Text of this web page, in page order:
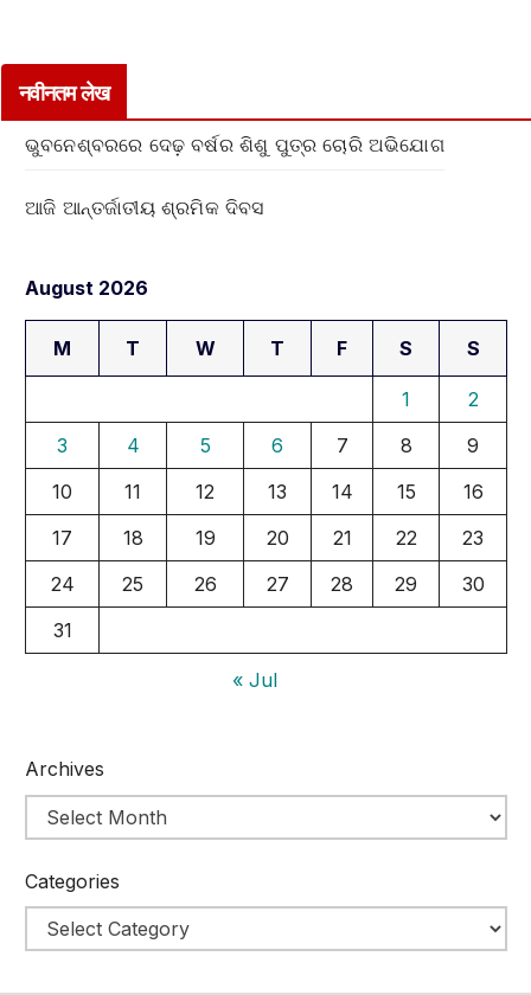
नवीनतम लेख
ଭୁବନେଶ୍ବରରେ ଦେଢ଼ ବର୍ଷର ଶିଶୁ ପୁତ୍ର ଚୋରି ଅଭିଯୋଗ
ଆଜି ଆନ୍ତର୍ଜାତୀୟ ଶ୍ରମିକ ଦିବସ
August 2026
M T W T F S S
1
2
3
4 5 6 7 8
9
10
11 12 13 14 15
16
17
18 19 20 21 22
23
24
25 26 27 28 29
30
31
« Jul
Archives
Categories